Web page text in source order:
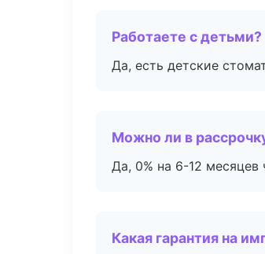
Работаете с детьми?
Да, есть детские
Можно ли в
Да, 0% на 6-12 месяцев
Какая гарантия на